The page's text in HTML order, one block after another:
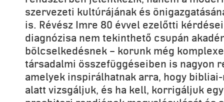
szervezeti kultúrájának és
is. Révész Imre 80 évvel ezelőtti
diagnózisa nem tekinthető csupán
bölcselkedésnek – korunk még
társadalmi összefüggéseiben is nagyon
amelyek inspirálhatnak arra, hogy
alatt vizsgáljuk, és ha kell, korrigáljuk